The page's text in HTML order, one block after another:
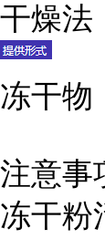
干燥法
冻干物
注意事
冻干粉